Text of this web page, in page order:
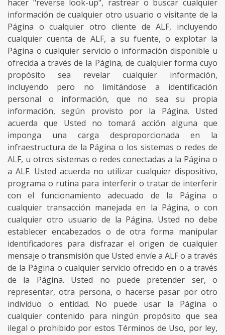
hacer "reverse look-up", rastrear o buscar cualquier
información de cualquier otro usuario o visitante de la
Página o cualquier otro cliente de ALF, incluyendo
cualquier cuenta de ALF, a su fuente, o explotar la
Página o cualquier servicio o información disponible u
ofrecida a través de la Página, de cualquier forma cuyo
propósito sea revelar cualquier información,
incluyendo pero no limitándose a identificación
personal o información, que no sea su propia
información, según provisto por la Página. Usted
acuerda que Usted no tomará acción alguna que
imponga una carga desproporcionada en la
infraestructura de la Página o los sistemas o redes de
ALF, u otros sistemas o redes conectadas a la Página o
a ALF. Usted acuerda no utilizar cualquier dispositivo,
programa o rutina para interferir o tratar de interferir
con el funcionamiento adecuado de la Página o
cualquier transacción manejada en la Página, o con
cualquier otro usuario de la Página. Usted no debe
establecer encabezados o de otra forma manipular
identificadores para disfrazar el origen de cualquier
mensaje o transmisión que Usted envíe a ALF o a través
de la Página o cualquier servicio ofrecido en o a través
de la Página. Usted no puede pretender ser, o
representar, otra persona, o hacerse pasar por otro
individuo o entidad. No puede usar la Página o
cualquier contenido para ningún propósito que sea
ilegal o prohibido por estos Términos de Uso, por ley,